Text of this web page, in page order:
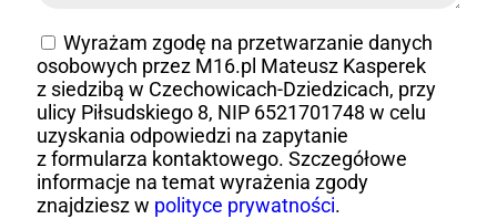
Wyrażam zgodę na przetwarzanie danych
osobowych przez M16.pl Mateusz Kasperek
z siedzibą w Czechowicach-Dziedzicach, przy
ulicy Piłsudskiego 8, NIP 6521701748 w celu
uzyskania odpowiedzi na zapytanie
z formularza kontaktowego. Szczegółowe
informacje na temat wyrażenia zgody
znajdziesz w polityce prywatności.